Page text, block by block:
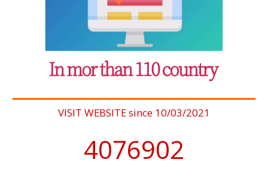
VISIT WEBSITE since 10/03/2021
4076902